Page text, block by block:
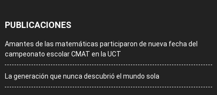
PUBLICACIONES
Amantes de las matemáticas participaron de nueva fecha del
campeonato escolar CMAT en la UCT
La generación que nunca descubrió el mundo sola